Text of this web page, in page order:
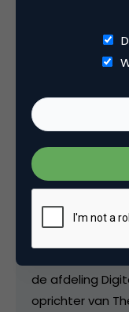
Kopieer link
de afdeling
oprichter van